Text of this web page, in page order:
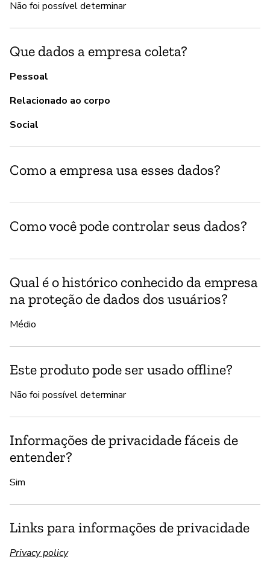
Não foi possível determinar
Que dados a empresa coleta?
Pessoal
Relacionado ao corpo
Social
Como a empresa usa esses dados?
Como você pode controlar seus dados?
Qual é o histórico conhecido da empresa
na proteção de dados dos usuários?
Médio
Este produto pode ser usado offline?
Não foi possível determinar
Informações de privacidade fáceis de
entender?
Sim
Links para informações de privacidade
Privacy policy